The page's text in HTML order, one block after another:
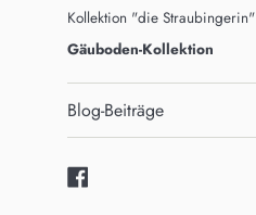
Kollektion "die Straubingerin"
Gäuboden-Kollektion
Blog-Beiträge